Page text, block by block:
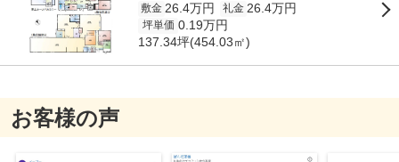
敷金 26.4万円 礼金 26.4万円
坪単価 0.19万円
137.34坪(454.03㎡)
お客様の声